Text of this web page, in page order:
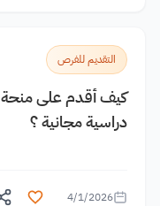
التقديم للفرص
كيف أقدم على منحة
دراسية مجانية ؟
4/1/2026